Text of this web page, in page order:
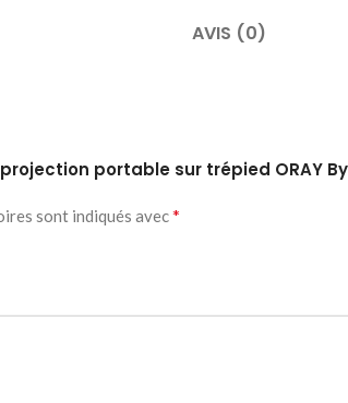
AVIS (0)
portable sur trépied ORAY
sont indiqués avec*